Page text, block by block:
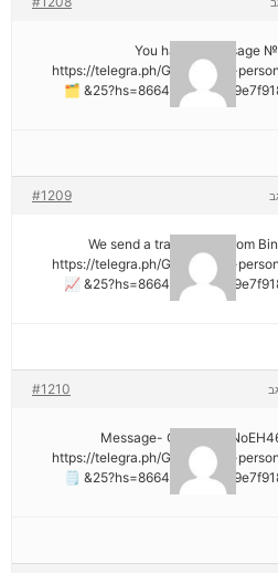
🗂 You have 1 message
https://telegra.ph/Go-to-your-
#1209
📈 We send a transaction from
https://telegra.ph/Go-to-your-
#1210
🗒 Message- Operation
https://telegra.ph/Go-to-your-